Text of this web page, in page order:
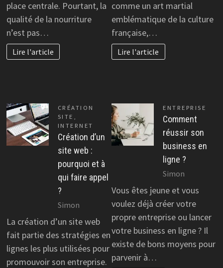
place centrale. Pourtant, la
qualité de la nourriture
n’est pas…
Lire l'article
comme un art martial
emblématique de la culture
française,…
Lire l'article
CRÉATION
SITE ,
INTERNET
Création d’un
site web :
pourquoi et à
qui faire appel
?
Simon
La création d’un site web
fait partie des stratégies en
lignes les plus utilisées pour
promouvoir son entreprise.
ENTREPRISE
Comment
réussir son
business en
ligne ?
Simon
Vous êtes jeune et vous
voulez déjà créer votre
propre entreprise ou lancer
votre business en ligne ? Il
existe de bons moyens pour
parvenir à…